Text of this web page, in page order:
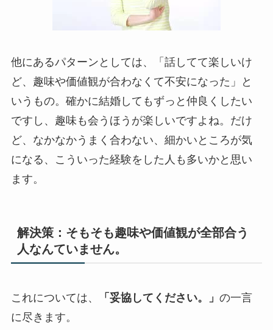
他にあるパターンとしては、「話してて楽しいけ
ど、趣味や価値観が合わなくて不安になった」と
いうもの。確かに結婚してもずっと仲良くしたい
ですし、趣味も会うほうが楽しいですよね。だけ
ど、なかなかうまく合わない、細かいところが気
になる、こういった経験をした人も多いかと思い
ます。
解決策：そもそも趣味や価値観が全部合う
人なんていません。
これについては、 「妥協してください。」 の一言
に尽きます。